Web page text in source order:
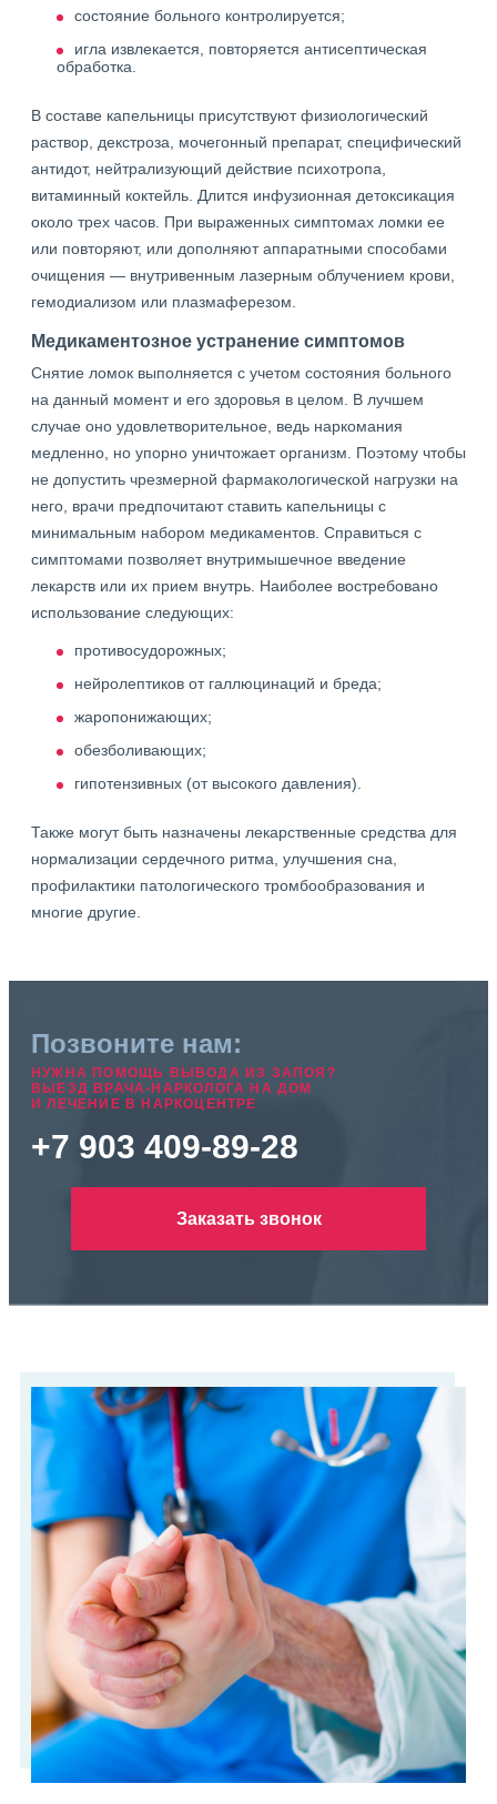
состояние больного контролируется;
игла извлекается, повторяется антисептическая
обработка.
В составе капельницы присутствуют физиологический
раствор, декстроза, мочегонный препарат, специфический
антидот, нейтрализующий действие психотропа,
витаминный коктейль. Длится инфузионная детоксикация
около трех часов. При выраженных симптомах ломки ее
или повторяют, или дополняют аппаратными способами
очищения — внутривенным лазерным облучением крови,
гемодиализом или плазмаферезом.
Медикаментозное устранение симптомов
Снятие ломок выполняется с учетом состояния больного
на данный момент и его здоровья в целом. В лучшем
случае оно удовлетворительное, ведь наркомания
медленно, но упорно уничтожает организм. Поэтому чтобы
не допустить чрезмерной фармакологической нагрузки на
него, врачи предпочитают ставить капельницы с
минимальным набором медикаментов. Справиться с
симптомами позволяет внутримышечное введение
лекарств или их прием внутрь. Наиболее востребовано
использование следующих:
противосудорожных;
нейролептиков от галлюцинаций и бреда;
жаропонижающих;
обезболивающих;
гипотензивных (от высокого давления).
Также могут быть назначены лекарственные средства для
нормализации сердечного ритма, улучшения сна,
профилактики патологического тромбообразования и
многие другие.
Позвоните нам:
НУЖНА ПОМОЩЬ ВЫВОДА ИЗ ЗАПОЯ?
ВЫЕЗД ВРАЧА-НАРКОЛОГА НА ДОМ
И ЛЕЧЕНИЕ В НАРКОЦЕНТРЕ
+7 903 409-89-28
Заказать звонок